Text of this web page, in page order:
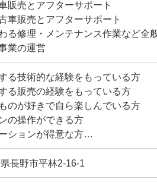
販売とアフターサポート
車販売とアフターサポート
る修理・メンテナンス作業など全
業の運営
る技術的な経験をもっている方
る販売の経験をもっている方
のが好きで自ら楽しんでいる方
の操作ができる方
ションが得意な方
業の経験がある方
長野市平林2-16-1